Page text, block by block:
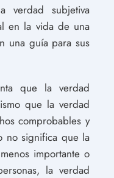
subjetiva
en la vida de una
una guía para sus
que la verdad
que la verdad
comprobables y
no significa que la
importante o
la verdad